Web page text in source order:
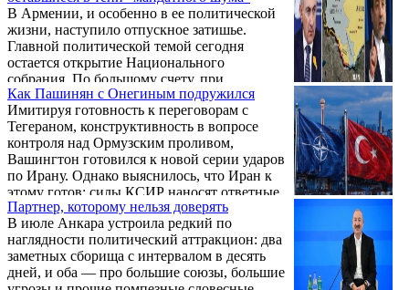
разных стран мира.
В Армении, и особенно в ее политической
жизни, наступило отпускное затишье.
Главной политической темой сегодня
остается открытие Национального
собрания. По большому счету, при
сохранении нынешних тенденций и
методов работы оно вряд ли окажет
существенное влияние на процессы,
происходящие за пределами парламентских
стен.
Как Пашинян с Онегиным подружился
Имитируя готовность к переговорам с
Тегераном, конструктивность в вопросе
контроля над Ормузским проливом,
Вашингтон готовился к новой серии ударов
по Ирану. Однако выяснилось, что Иран к
этому готов: силы КСИР наносят ответные
комплексные удары по американским
объектам в Иордании, Кувейте, Бахрейне.
Более того, в перечень законных целей для
нанесения ударов КСИР включил и
принадлежащие конкретно Трампу объекты
Партнер, которому нельзя доверять
В июле Анкара устроила редкий по
наглядности политический аттракцион: два
заметных сборища с интервалом в десять
дней, и оба — про большие союзы, большие